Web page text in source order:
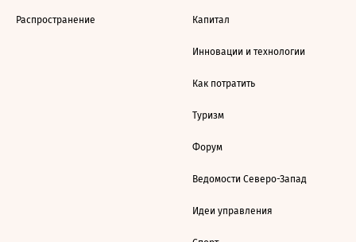
Распространение Капитал
Инновации и технологии
Как потратить
Туризм
Форум
Ведомости Северо-Запад
Идеи управления